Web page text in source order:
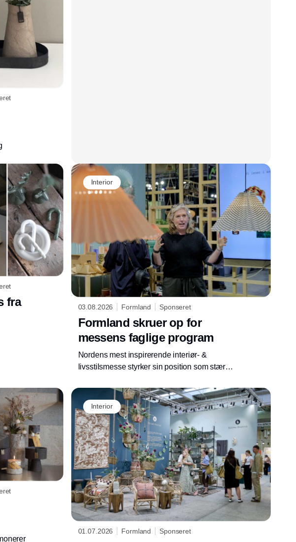
fra
Interior
03.08.2026 Formland Sponseret
Formland skruer op for
messens faglige program
Nordens mest inspirerende interiør- &
livsstilsmesse styrker sin position som stærkt
Formland Autumn, der finder sted i MCH
Messecenter Herning 16.-18. august 2026,
byder således på et eksklusivt tredages
program med masser af nye foredrag,
workshops, paneldebatter og udstillinger.
Interior
01.07.2026 Formland Sponseret